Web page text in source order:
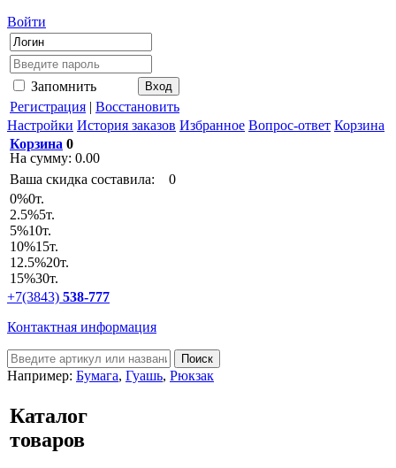
Войти
Запомнить
Регистрация | Восстановить
Настройки История заказов Избранное Вопрос-ответ Корзина
Корзина 0
На сумму: 0.00
Ваша скидка составила:
0
0%0т.
2.5%5т.
5%10т.
10%15т.
12.5%20т.
15%30т.
+7(3843) 538-777
Контактная информация
Например: Бумага, Гуашь, Рюкзак
Каталог
товаров